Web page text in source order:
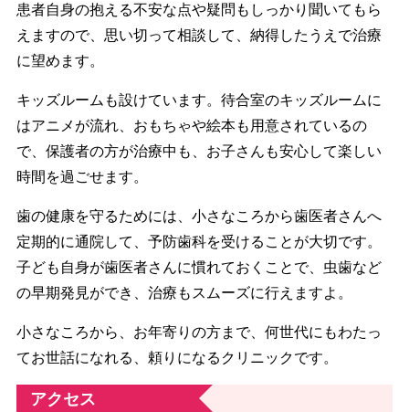
患者自身の抱える不安な点や疑問もしっかり聞いてもら
えますので、思い切って相談して、納得したうえで治療
に望めます。
キッズルームも設けています。待合室のキッズルームに
はアニメが流れ、おもちゃや絵本も用意されているの
で、保護者の方が治療中も、お子さんも安心して楽しい
時間を過ごせます。
歯の健康を守るためには、小さなころから歯医者さんへ
定期的に通院して、予防歯科を受けることが大切です。
子ども自身が歯医者さんに慣れておくことで、虫歯など
の早期発見ができ、治療もスムーズに行えますよ。
小さなころから、お年寄りの方まで、何世代にもわたっ
てお世話になれる、頼りになるクリニックです。
アクセス